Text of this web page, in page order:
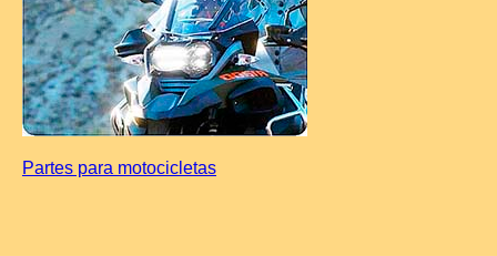
Partes para motocicletas